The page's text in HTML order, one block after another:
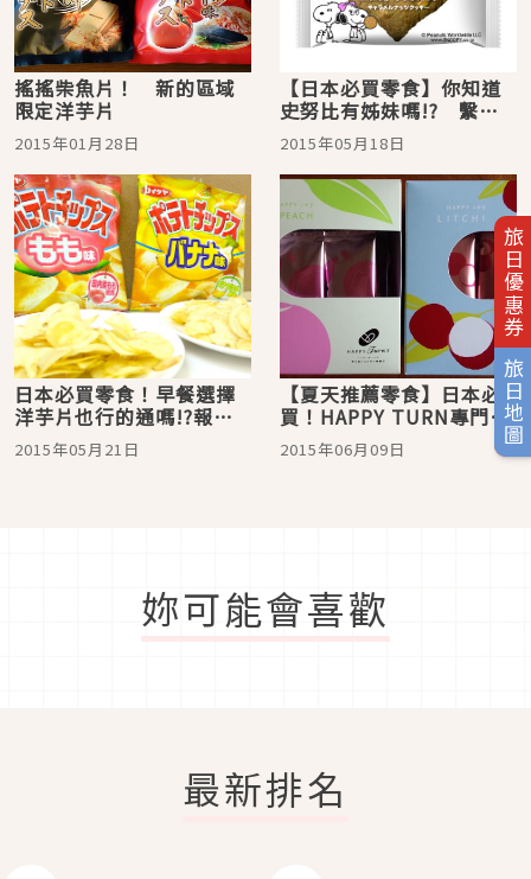
旅日優惠券
旅日地圖
搖搖柴魚片！ 新的區域
限定洋芋片
2015年01月28日
【日本必買零食】你知道
史努比有姊妹嗎!? 繫著
粉紅色蝴蝶結的「貝兒」
造型焦糖核桃餅乾新發
售！
2015年05月18日
日本必買零食！早餐選擇
洋芋片也行的通嗎!?報告
一下湖池屋的新感覺洋芋
片「桃子口味」和「香蕉
2015年05月21日
【夏天推薦零食】日本必
買！HAPPY TURN專門店
推出的 “涼感” 荔枝與白
桃口味試吃感想！
2015年06月09日
妳可能會喜歡
最新排名